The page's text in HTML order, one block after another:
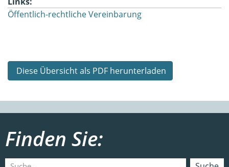
Öffentlich-rechtliche Vereinbarung
Diese Übersicht als PDF herunterladen
Finden Sie: